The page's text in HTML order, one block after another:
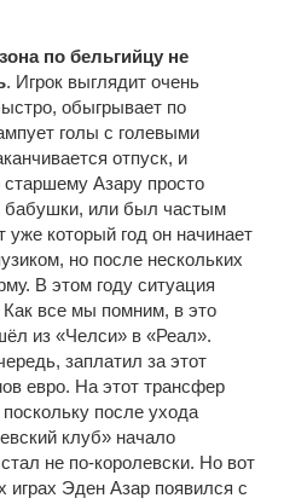
по бельгийцу не
. Игрок выглядит очень
обыгрывает по
голы с голевыми
отпуск, и
старшему Азару просто
бабушки, или был частым
который год он начинает
но после нескольких
В этом году ситуация
все мы помним, в это
из «Челси» в «Реал».
заплатил за этот
евро. На этот трансфер
после ухода
клуб» начало
не по-королевски. Но вот
играх Эден Азар появился с